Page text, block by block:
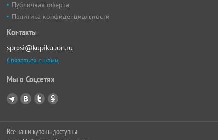
Публичная оферта
Политика конфиденциальности
Контакты
sprosi@kupikupon.ru
Связаться с нами
Мы в Соцсетях
Все наши купоны доступны